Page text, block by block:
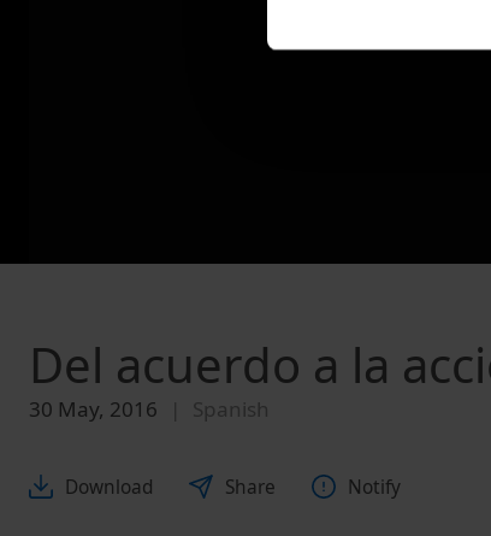
Del acuerdo a la
30 May, 2016 Spanish
Download Share Notify